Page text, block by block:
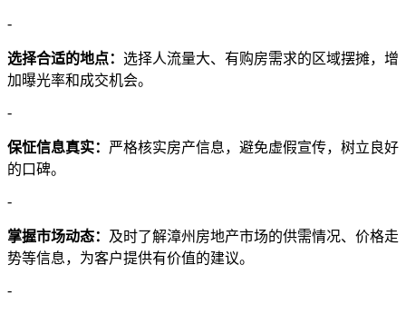
-
选择合适的地点： 选择人流量大、有购房需求的区域摆摊，增
加曝光率和成交机会。
-
保怔信息真实： 严格核实房产信息，避免虚假宣传，树立良好
的口碑。
-
掌握市场动态： 及时了解漳州房地产市场的供需情况、价格走
势等信息，为客户提供有价值的建议。
-